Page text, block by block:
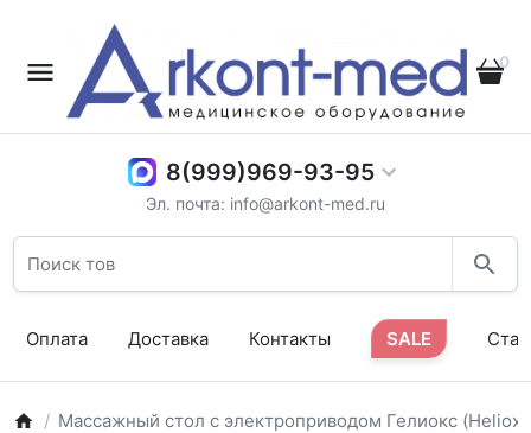
0
8(999)969-93-95
Эл. почта: info@arkont-med.ru
Оплата Доставка Контакты SALE
Массажный стол с электроприводом Гелиокс (Heliox)